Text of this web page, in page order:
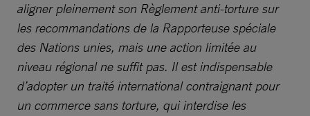
aligner pleinement son Règlement anti-torture sur
les recommandations de la Rapporteuse spéciale
des Nations unies, mais une action limitée au
niveau régional ne suffit pas. Il est indispensable
d’adopter un traité international contraignant pour
un commerce sans torture, qui interdise les